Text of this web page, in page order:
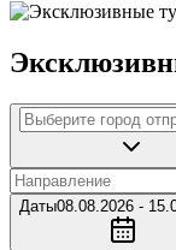
Даты08.08.2026 -